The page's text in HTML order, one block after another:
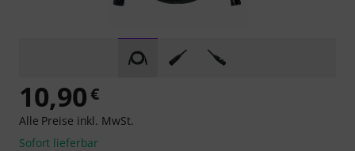
10,90€
Alle Preise inkl. MwSt.
Sofort lieferbar